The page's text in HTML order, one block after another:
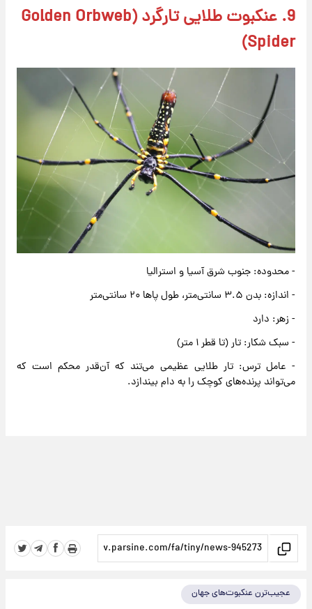
9. عنکبوت طلایی تارگرد (Golden Orbweb
Spider)
- محدوده: جنوب شرق آسیا و استرالیا
- اندازه: بدن ۳.۵ سانتی‌متر، طول پاها ۲۰ سانتی‌متر
- زهر: دارد
- سبک شکار: تار (تا قطر ۱ متر)
- عامل ترس: تار طلایی عظیمی می‌تند که آن‌قدر محکم است که
می‌تواند پرنده‌های کوچک را به دام بیندازد.
عجیب‌ترن عنکبوت‌های جهان